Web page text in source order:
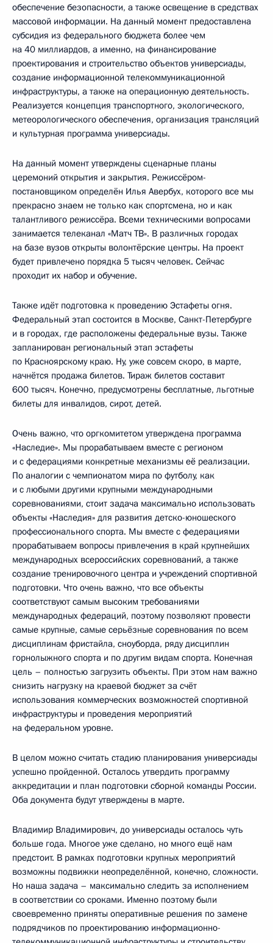
обеспечение безопасности, а также освещение в средствах
массовой информации. На данный момент предоставлена
субсидия из федерального бюджета более чем
на 40 миллиардов, а именно, на финансирование
проектирования и строительство объектов универсиады,
создание информационной телекоммуникационной
инфраструктуры, а также на операционную деятельность.
Реализуется концепция транспортного, экологического,
метеорологического обеспечения, организация трансляций
и культурная программа универсиады.
На данный момент утверждены сценарные планы
церемоний открытия и закрытия. Режиссёром-
постановщиком определён Илья Авербух, которого все мы
прекрасно знаем не только как спортсмена, но и как
талантливого режиссёра. Всеми техническими вопросами
занимается телеканал «Матч ТВ». В различных городах
на базе вузов открыты волонтёрские центры. На проект
будет привлечено порядка 5 тысяч человек. Сейчас
проходит их набор и обучение.
Также идёт подготовка к проведению Эстафеты огня.
Федеральный этап состоится в Москве, Санкт-Петербурге
и в городах, где расположены федеральные вузы. Также
запланирован региональный этап эстафеты
по Красноярскому краю. Ну, уже совсем скоро, в марте,
начнётся продажа билетов. Тираж билетов составит
600 тысяч. Конечно, предусмотрены бесплатные, льготные
билеты для инвалидов, сирот, детей.
Очень важно, что оргкомитетом утверждена программа
«Наследие». Мы прорабатываем вместе с регионом
и с федерациями конкретные механизмы её реализации.
По аналогии с чемпионатом мира по футболу, как
и с любыми другими крупными международными
соревнованиями, стоит задача максимально использовать
объекты «Наследия» для развития детско-юношеского
профессионального спорта. Мы вместе с федерациями
прорабатываем вопросы привлечения в край крупнейших
международных всероссийских соревнований, а также
создание тренировочного центра и учреждений спортивной
подготовки. Что очень важно, что все объекты
соответствуют самым высоким требованиями
международных федераций, поэтому позволяют провести
самые крупные, самые серьёзные соревнования по всем
дисциплинам фристайла, сноуборда, ряду дисциплин
горнолыжного спорта и по другим видам спорта. Конечная
цель – полностью загрузить объекты. При этом нам важно
снизить нагрузку на краевой бюджет за счёт
использования коммерческих возможностей спортивной
инфраструктуры и проведения мероприятий
на федеральном уровне.
В целом можно считать стадию планирования универсиады
успешно пройденной. Осталось утвердить программу
аккредитации и план подготовки сборной команды России.
Оба документа будут утверждены в марте.
Владимир Владимирович, до универсиады осталось чуть
больше года. Многое уже сделано, но много ещё нам
предстоит. В рамках подготовки крупных мероприятий
возможны подвижки неопределённой, конечно, сложности.
Но наша задача – максимально следить за исполнением
в соответствии со сроками. Именно поэтому были
своевременно приняты оперативные решения по замене
подрядчиков по проектированию информационно-